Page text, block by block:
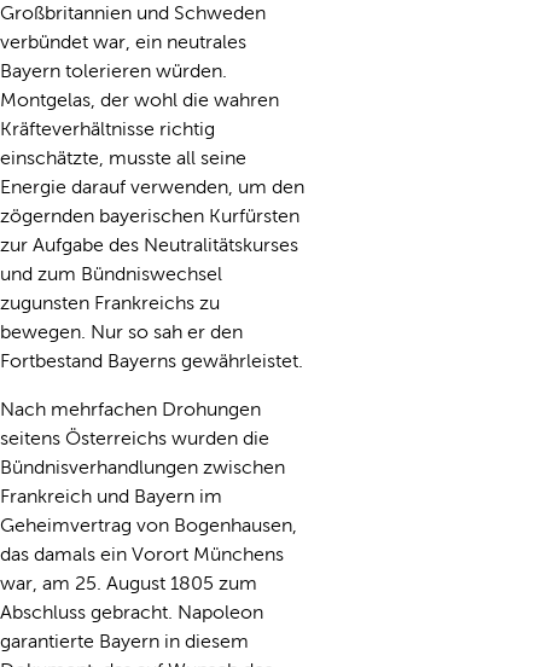
Großbritannien und Schweden
verbündet war, ein neutrales
Bayern tolerieren würden.
Montgelas, der wohl die wahren
Kräfteverhältnisse richtig
einschätzte, musste all seine
Energie darauf verwenden, um den
zögernden bayerischen Kurfürsten
zur Aufgabe des Neutralitätskurses
und zum Bündniswechsel
zugunsten Frankreichs zu
bewegen. Nur so sah er den
Fortbestand Bayerns gewährleistet.
Nach mehrfachen Drohungen
seitens Österreichs wurden die
Bündnisverhandlungen zwischen
Frankreich und Bayern im
Geheimvertrag von Bogenhausen,
das damals ein Vorort Münchens
war, am 25. August 1805 zum
Abschluss gebracht. Napoleon
garantierte Bayern in diesem